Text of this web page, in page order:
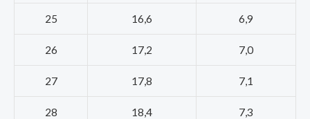
25 16,6 6,9
26 17,2 7,0
27 17,8 7,1
28 18,4 7,3